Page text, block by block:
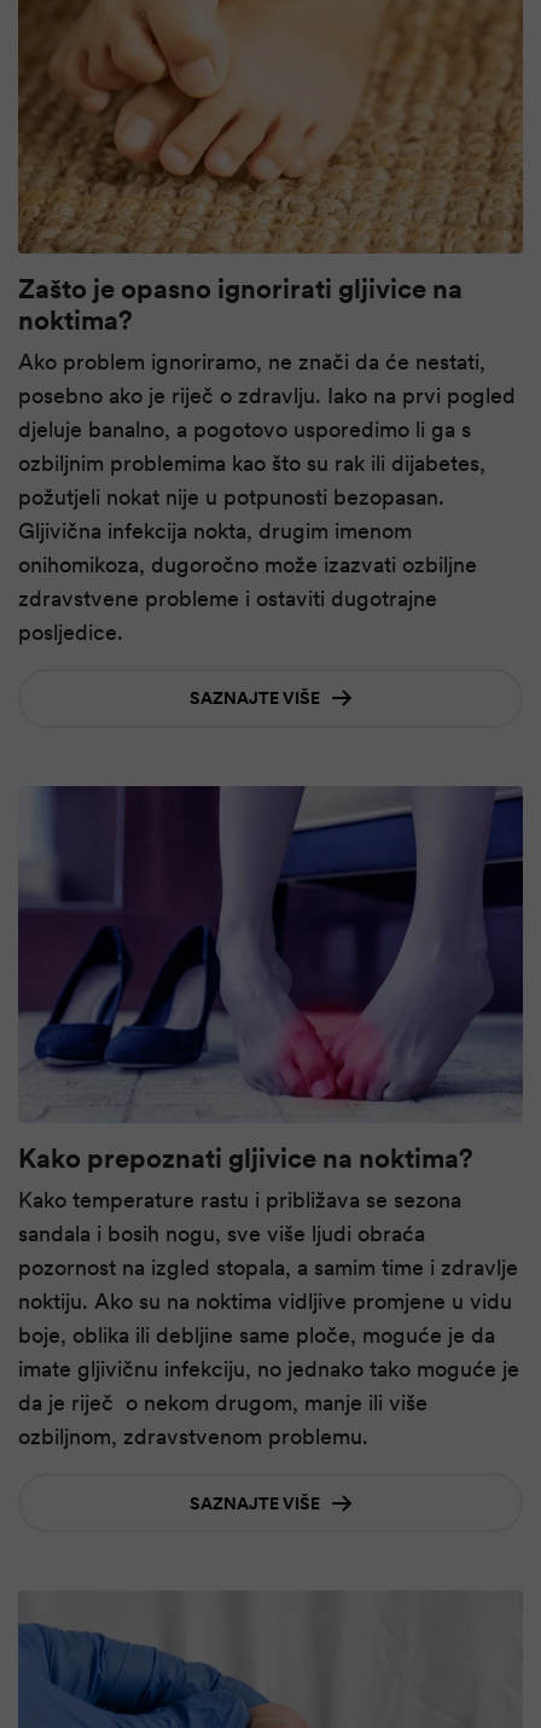
Zašto je opasno ignorirati gljivice na
noktima?
Ako problem ignoriramo, ne znači da će nestati,
posebno ako je riječ o zdravlju. Iako na prvi pogled
djeluje banalno, a pogotovo usporedimo li ga s
ozbiljnim problemima kao što su rak ili dijabetes,
požutjeli nokat nije u potpunosti bezopasan.
Gljivična infekcija nokta, drugim imenom
onihomikoza, dugoročno može izazvati ozbiljne
zdravstvene probleme i ostaviti dugotrajne
posljedice.
SAZNAJTE VIŠE
Kako prepoznati gljivice na noktima?
Kako temperature rastu i približava se sezona
sandala i bosih nogu, sve više ljudi obraća
pozornost na izgled stopala, a samim time i zdravlje
noktiju. Ako su na noktima vidljive promjene u vidu
boje, oblika ili debljine same ploče, moguće je da
imate gljivičnu infekciju, no jednako tako moguće je
da je riječ o nekom drugom, manje ili više
ozbiljnom, zdravstvenom problemu.
SAZNAJTE VIŠE